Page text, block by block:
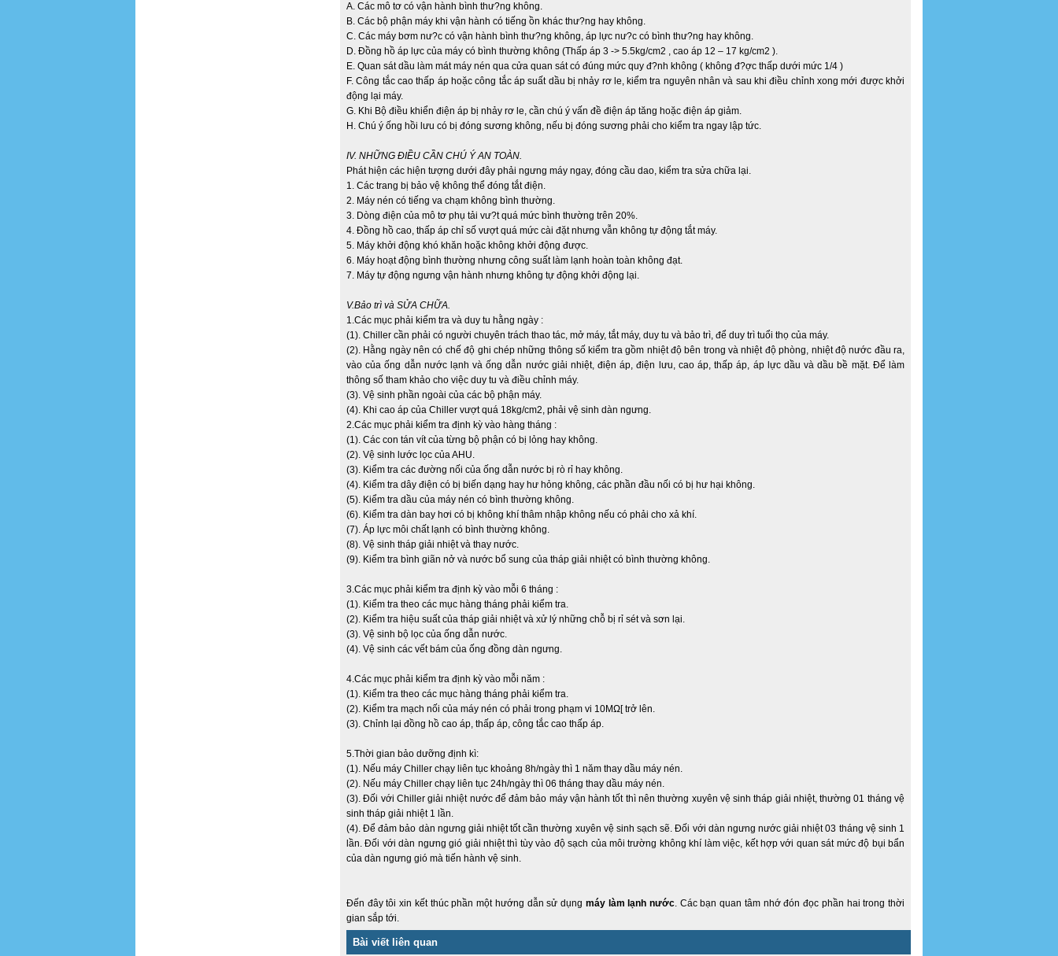
A. Các mô tơ có vận hành bình thư?ng không.
B. Các bộ phận máy khi vận hành có tiếng ồn khác thư?ng hay không.
C. Các máy bơm nư?c có vận hành bình thư?ng không, áp lực nư?c có bình thư?ng hay không.
D. Đồng hồ áp lực của máy có bình thường không (Thấp áp 3 -> 5.5kg/cm2 , cao áp 12 – 17 kg/cm2 ).
E. Quan sát dầu làm mát máy nén qua cửa quan sát có đúng mức quy đ?nh không ( không đ?ợc thấp dưới mức 1/4 )
F. Công tắc cao thấp áp hoặc công tắc áp suất dầu bị nhảy rơ le, kiểm tra nguyên nhân và sau khi điều chỉnh xong mới được khởi
động lại máy.
G. Khi Bộ điều khiển điện áp bị nhảy rơ le, cần chú ý vấn đề điện áp tăng hoặc điện áp giảm.
H. Chú ý ống hồi lưu có bị đóng sương không, nếu bị đóng sương phải cho kiểm tra ngay lập tức.
IV. NHỮNG ĐIỀU CẦN CHÚ Ý AN TOÀN.
Phát hiện các hiện tượng dưới đây phải ngưng máy ngay, đóng cầu dao, kiểm tra sửa chữa lại.
1. Các trang bị bảo vệ không thể đóng tắt điện.
2. Máy nén có tiếng va chạm không bình thường.
3. Dòng điện của mô tơ phụ tải vư?t quá mức bình thường trên 20%.
4. Đồng hồ cao, thấp áp chỉ số vượt quá mức cài đặt nhưng vẫn không tự động tắt máy.
5. Máy khởi động khó khăn hoặc không khởi động được.
6. Máy hoạt động bình thường nhưng công suất làm lạnh hoàn toàn không đạt.
7. Máy tự động ngưng vận hành nhưng không tự động khởi động lại.
V.Bảo trì và SỬA CHỮA.
1.Các mục phải kiểm tra và duy tu hằng ngày :
(1). Chiller cần phải có người chuyên trách thao tác, mở máy, tắt máy, duy tu và bảo trì, để duy trì tuổi thọ của máy.
(2). Hằng ngày nên có chế độ ghi chép những thông số kiểm tra gồm nhiệt độ bên trong và nhiệt độ phòng, nhiệt độ nước đầu ra,
vào của ống dẫn nước lạnh và ống dẫn nước giải nhiệt, điện áp, điện lưu, cao áp, thấp áp, áp lực dầu và dầu bề mặt. Để làm
thông số tham khảo cho việc duy tu và điều chỉnh máy.
(3). Vệ sinh phần ngoài của các bộ phận máy.
(4). Khi cao áp của Chiller vượt quá 18kg/cm2, phải vệ sinh dàn ngưng.
2.Các mục phải kiểm tra định kỳ vào hàng tháng :
(1). Các con tán vít của từng bộ phận có bị lỏng hay không.
(2). Vệ sinh lước lọc của AHU.
(3). Kiểm tra các đường nối của ống dẫn nước bị rò rỉ hay không.
(4). Kiểm tra dây điện có bị biến dạng hay hư hỏng không, các phần đầu nối có bị hư hại không.
(5). Kiểm tra dầu của máy nén có bình thường không.
(6). Kiểm tra dàn bay hơi có bị không khí thâm nhập không nếu có phải cho xả khí.
(7). Áp lực môi chất lạnh có bình thường không.
(8). Vệ sinh tháp giải nhiệt và thay nước.
(9). Kiểm tra bình giãn nở và nước bổ sung của tháp giải nhiệt có bình thường không.
3.Các mục phải kiểm tra định kỳ vào mỗi 6 tháng :
(1). Kiểm tra theo các mục hàng tháng phải kiểm tra.
(2). Kiểm tra hiệu suất của tháp giải nhiệt và xử lý những chỗ bị rỉ sét và sơn lại.
(3). Vệ sinh bộ lọc của ống dẫn nước.
(4). Vệ sinh các vết bám của ống đồng dàn ngưng.
4.Các mục phải kiểm tra định kỳ vào mỗi năm :
(1). Kiểm tra theo các mục hàng tháng phải kiểm tra.
(2). Kiểm tra mạch nối của máy nén có phải trong phạm vi 10MΩ[ trở lên.
(3). Chỉnh lại đồng hồ cao áp, thấp áp, công tắc cao thấp áp.
5.Thời gian bảo dưỡng định kì:
(1). Nếu máy Chiller chạy liên tục khoảng 8h/ngày thì 1 năm thay dầu máy nén.
(2). Nếu máy Chiller chạy liên tục 24h/ngày thì 06 tháng thay dầu máy nén.
(3). Đối với Chiller giải nhiệt nước để đảm bảo máy vận hành tốt thì nên thường xuyên vệ sinh tháp giải nhiệt, thường 01 tháng vệ
sinh tháp giải nhiệt 1 lần.
(4). Để đảm bảo dàn ngưng giải nhiệt tốt cần thường xuyên vệ sinh sạch sẽ. Đối với dàn ngưng nước giải nhiệt 03 tháng vệ sinh 1
lần. Đối với dàn ngưng gió giải nhiệt thì tùy vào độ sạch của môi trường không khí làm việc, kết hợp với quan sát mức độ bụi bẩn
của dàn ngưng gió mà tiến hành vệ sinh.
Đến đây tôi xin kết thúc phần một hướng dẫn sử dụng máy làm lạnh nước. Các bạn quan tâm nhớ đón đọc phần hai trong thời
gian sắp tới.
Bài viết liên quan